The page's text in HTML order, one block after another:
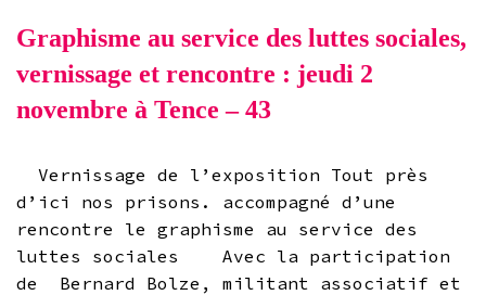
Graphisme au service des luttes sociales,
vernissage et rencontre : jeudi 2
novembre à Tence – 43
Vernissage de l’exposition Tout près
d’ici nos prisons. accompagné d’une
rencontre le graphisme au service des
luttes sociales Avec la participation
de Bernard Bolze, militant associatif et